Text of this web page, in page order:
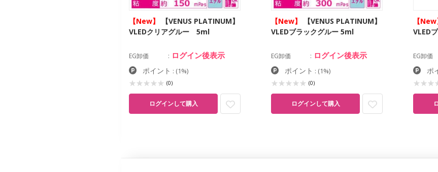
【New】
【VENUS PLATINUM】
VLEDクリアグルー 5ml
EG卸価 ログイン後表示
ポイント : (1%)
(0)
ログインして購入
【New】
【VENUS PLATINUM】
VLEDブラックグルー 5ml
EG卸価 ログイン後表示
ポイント : (1%)
(0)
ログインして購入
【New
VLED
EG卸価
ポ